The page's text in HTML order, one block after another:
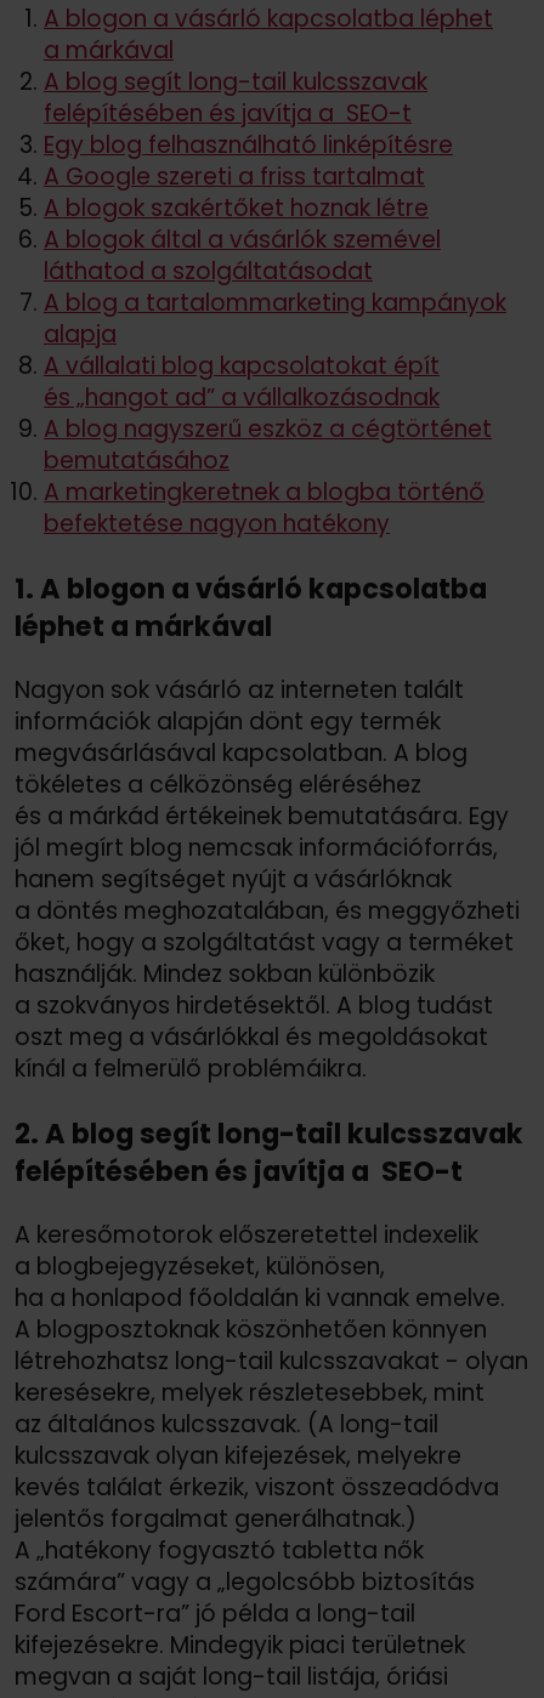
A blogon a vásárló kapcsolatba léphet
a márkával
A blog segít long-tail kulcsszavak
felépítésében és javítja a SEO-t
Egy blog felhasználható linképítésre
A Google szereti a friss tartalmat
A blogok szakértőket hoznak létre
A blogok által a vásárlók szemével
láthatod a szolgáltatásodat
A blog a tartalommarketing kampányok
alapja
A vállalati blog kapcsolatokat épít
és „hangot ad” a vállalkozásodnak
A blog nagyszerű eszköz a cégtörténet
bemutatásához
A marketingkeretnek a blogba történő
befektetése nagyon hatékony
1. A blogon a vásárló kapcsolatba
léphet a márkával
Nagyon sok vásárló az interneten talált
információk alapján dönt egy termék
megvásárlásával kapcsolatban. A blog
tökéletes a célközönség eléréséhez
és a márkád értékeinek bemutatására. Egy
jól megírt blog nemcsak információforrás,
hanem segítséget nyújt a vásárlóknak
a döntés meghozatalában, és meggyőzheti
őket, hogy a szolgáltatást vagy a terméket
használják. Mindez sokban különbözik
a szokványos hirdetésektől. A blog tudást
oszt meg a vásárlókkal és megoldásokat
kínál a felmerülő problémáikra.
2. A blog segít long-tail kulcsszavak
felépítésében és javítja a SEO-t
A keresőmotorok előszeretettel indexelik
a blogbejegyzéseket, különösen,
ha a honlapod főoldalán ki vannak emelve.
A blogposztoknak köszönhetően könnyen
létrehozhatsz long-tail kulcsszavakat - olyan
keresésekre, melyek részletesebbek, mint
az általános kulcsszavak. (A long-tail
kulcsszavak olyan kifejezések, melyekre
kevés találat érkezik, viszont összeadódva
jelentős forgalmat generálhatnak.)
A „hatékony fogyasztó tabletta nők
számára” vagy a „legolcsóbb biztosítás
Ford Escort-ra” jó példa a long-tail
kifejezésekre. Mindegyik piaci területnek
megvan a saját long-tail listája, óriási